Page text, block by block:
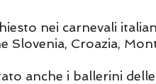
nei carnevali
Croazia,
anche i ballerini